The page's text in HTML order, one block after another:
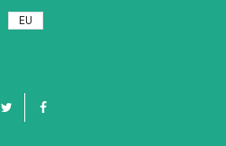
EU